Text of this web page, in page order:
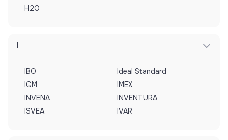
H2O
I
IBO
Ideal Standard
IGM
IMEX
INVENA
INVENTURA
ISVEA
IVAR